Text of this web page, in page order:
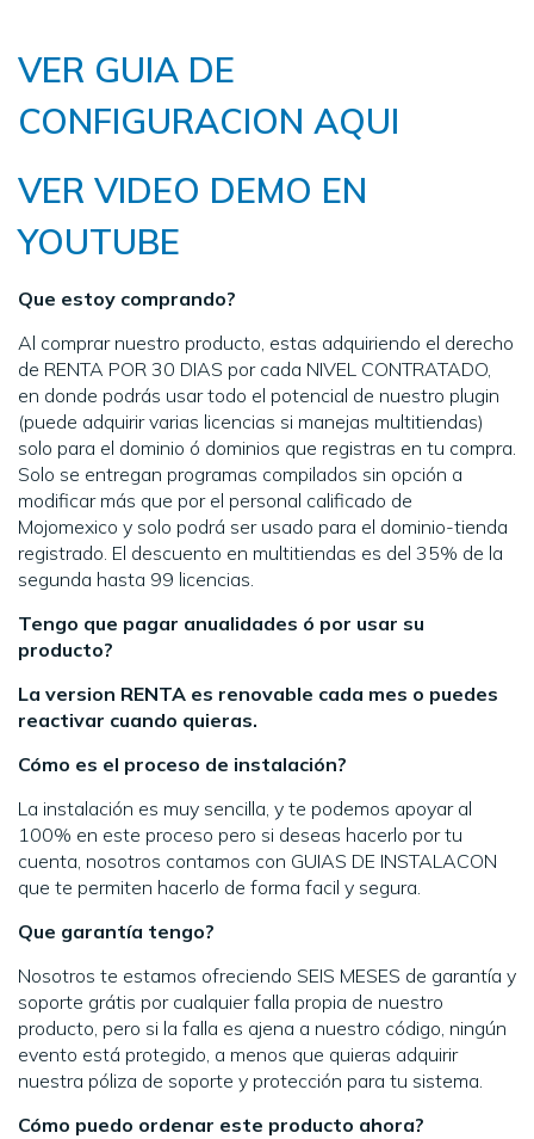
VER GUIA DE
CONFIGURACION AQUI
VER VIDEO DEMO EN
YOUTUBE
Que estoy comprando?
Al comprar nuestro producto, estas adquiriendo el derecho
de RENTA POR 30 DIAS por cada NIVEL CONTRATADO,
en donde podrás usar todo el potencial de nuestro plugin
(puede adquirir varias licencias si manejas multitiendas)
solo para el dominio ó dominios que registras en tu compra.
Solo se entregan programas compilados sin opción a
modificar más que por el personal calificado de
Mojomexico y solo podrá ser usado para el dominio-tienda
registrado. El descuento en multitiendas es del 35% de la
segunda hasta 99 licencias.
Tengo que pagar anualidades ó por usar su
producto?
La version RENTA es renovable cada mes o puedes
reactivar cuando quieras.
Cómo es el proceso de instalación?
La instalación es muy sencilla, y te podemos apoyar al
100% en este proceso pero si deseas hacerlo por tu
cuenta, nosotros contamos con GUIAS DE INSTALACON
que te permiten hacerlo de forma facil y segura.
Que garantía tengo?
Nosotros te estamos ofreciendo SEIS MESES de garantía y
soporte grátis por cualquier falla propia de nuestro
producto, pero si la falla es ajena a nuestro código, ningún
evento está protegido, a menos que quieras adquirir
nuestra póliza de soporte y protección para tu sistema.
Cómo puedo ordenar este producto ahora?